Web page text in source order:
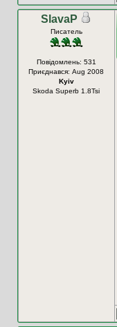
SlavaP
Писатель
Повідомлень: 531
Приєднався: Aug 2008
Kyiv
Skoda Superb 1.8Tsi